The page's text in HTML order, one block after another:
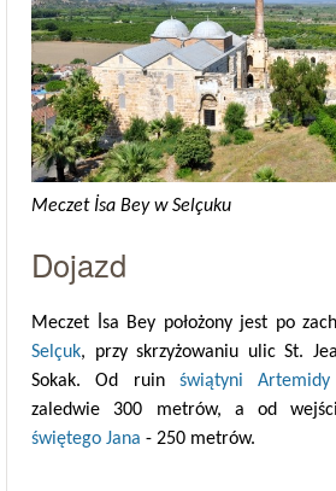
Meczet İsa Bey w Selçuku
Dojazd
Meczet İsa Bey położony jest po
Selçuk, przy skrzyżowaniu ulic St.
Sokak. Od ruin świątyni Artemidy
zaledwie 300 metrów, a od
świętego Jana - 250 metrów.